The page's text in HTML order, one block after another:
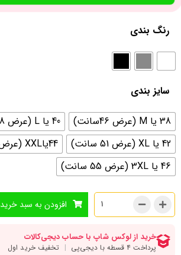
رنگ بندی
سایز بندی
38 یا M (عرض 46سانت)
40 یا L (عرض 48 سانت)
42 یا XL (عرض 51 سانت)
44یاXXL (عرض 53 سانت)
46 یا 3XL (عرض 55 سانت)
افزودن به سبد خرید